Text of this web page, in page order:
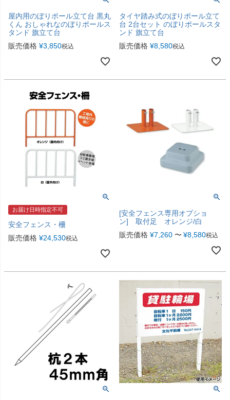
屋内用のぼりポール立て台 黒丸
くん おしゃれなのぼりポールス
タンド 旗立て台
販売価格 ¥3,850税込
タイヤ踏み式のぼりポール立て
台 2台セット のぼりポールスタ
ンド 旗立て台
販売価格 ¥8,580税込
お届け日時指定不可
安全フェンス・柵
販売価格 ¥24,530税込
[安全フェンス専用オプショ
ン] 取付足 オレンジ/白
販売価格 ¥7,260 〜 ¥8,580税込